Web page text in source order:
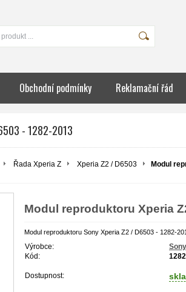
Obchodní podmínky Reklamační řád
- 1282-2013
Řada Xperia Z Xperia Z2 / D6503
Modul
Modul reproduktoru Xperia
Modul reproduktoru Sony Xperia Z2 / D6503 - 1282-
Výrobce:
Kód:
Dostupnost: